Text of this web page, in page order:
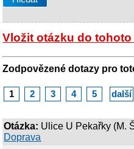
Vložit otázku do tohoto
Zodpovězené dotazy pro
1 2 3 4 5 další
Otázka: Ulice U Pekařky (M.
Doprava